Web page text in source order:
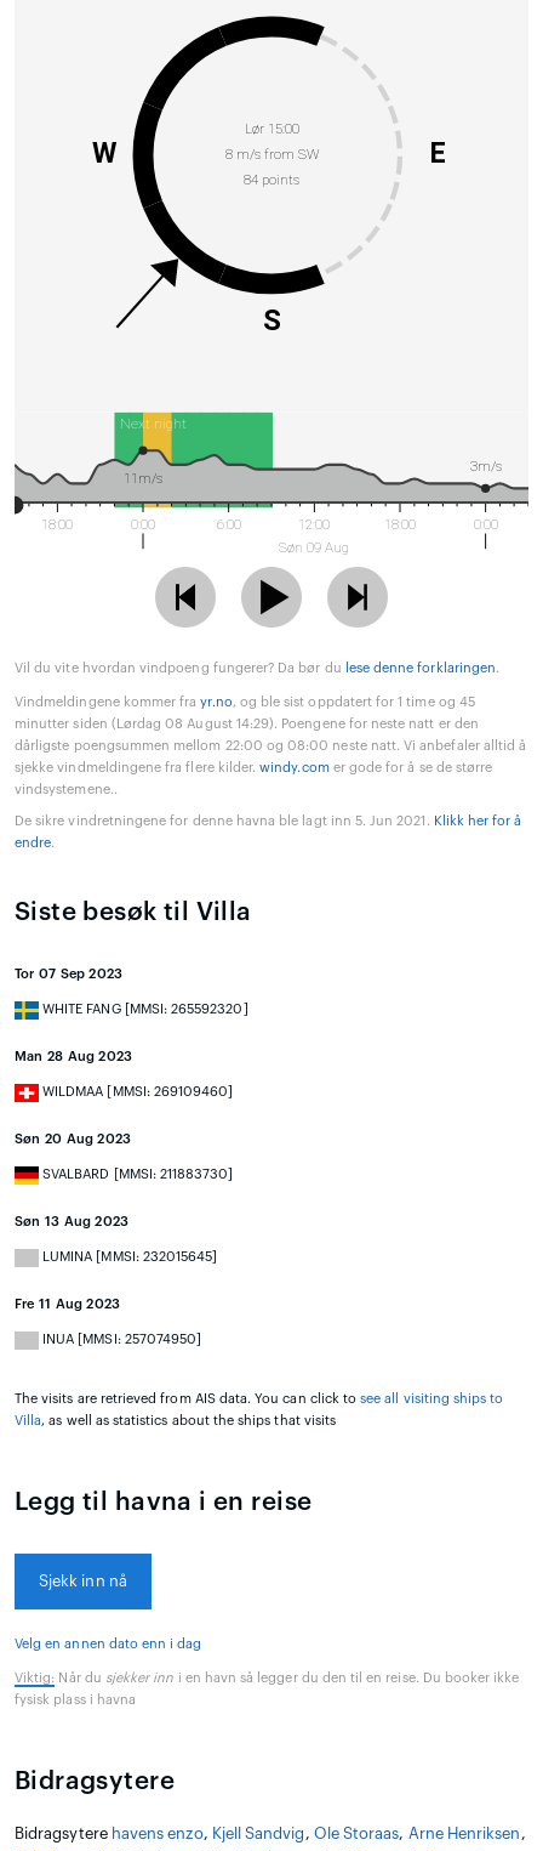
Lør 15:00
8 m/s from SW
84 points
E
S
W
Next night
18:00 0:00 6:00
12:00
Søn 09 Aug
18:00 0:00
11m/s
3m/s
Vil du vite hvordan vindpoeng fungerer? Da bør du lese denne forklaringen.
Vindmeldingene kommer frayr.no, og ble sist oppdatert for 1 time og 45
minutter siden (Lørdag 08 August 14:29). Poengene for neste natt er den
dårligste poengsummen mellom 22:00 og 08:00 neste natt. Vi anbefaler alltid å
sjekke vindmeldingene fra flere kilder.windy.comer gode for å se de større
vindsystemene..
De sikre vindretningene for denne havna ble lagt inn 5. Jun 2021. Klikk her for å
endre.
Siste besøk til Villa
Tor 07 Sep 2023
WHITE FANG [MMSI: 265592320]
Man 28 Aug 2023
WILDMAA [MMSI: 269109460]
Søn 20 Aug 2023
SVALBARD [MMSI: 211883730]
Søn 13 Aug 2023
LUMINA [MMSI: 232015645]
Fre 11 Aug 2023
INUA [MMSI: 257074950]
The visits are retrieved from AIS data. You can click tosee all visiting ships to
Villa, as well as statistics about the ships that visits
Legg til havna i en reise
Sjekk inn nå
Velg en annen dato enn i dag
Viktig: Når du sjekker inn i en havn så legger du den til en reise. Du booker ikke
fysisk plass i havna
Bidragsytere
Bidragsytere havens enzo, Kjell Sandvig , Ole Storaas, Arne Henriksen ,